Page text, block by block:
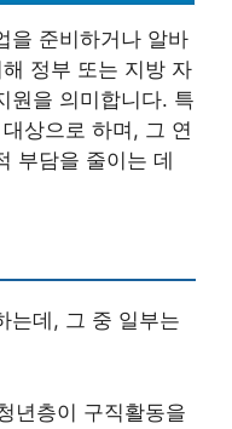
을 준비하거나 알바
정부 또는 지방 자
원을 의미합니다. 특
상으로 하며, 그 연
부담을 줄이는 데
는데, 그 중 일부는
년층이 구직활동을